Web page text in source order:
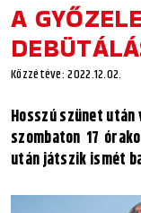
A
Közzétéve: 2022.12.02.
Hosszú szünet után
szombaton 17
után játszik ismét